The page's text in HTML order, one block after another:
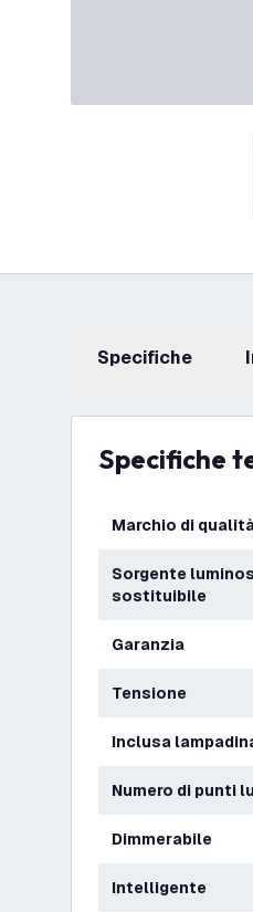
Specifiche
Specifiche
Marchio di
Sorgente luminosa
sostituibile
Garanzia
Tensione
Inclusa
Numero di punti
Dimmerabile
Intelligente